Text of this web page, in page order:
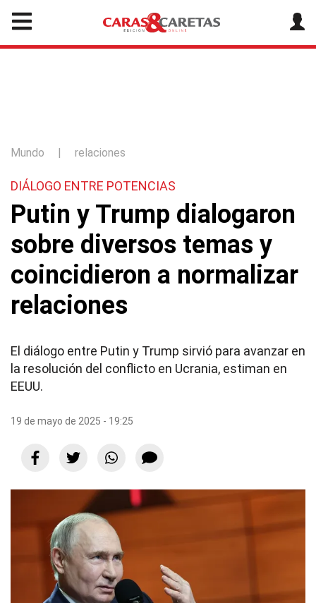
Mundo | relaciones
DIÁLOGO ENTRE POTENCIAS
Putin y Trump dialogaron
sobre diversos temas y
coincidieron a normalizar
relaciones
El diálogo entre Putin y Trump sirvió para avanzar en
la resolución del conflicto en Ucrania, estiman en
EEUU.
19 de mayo de 2025 - 19:25